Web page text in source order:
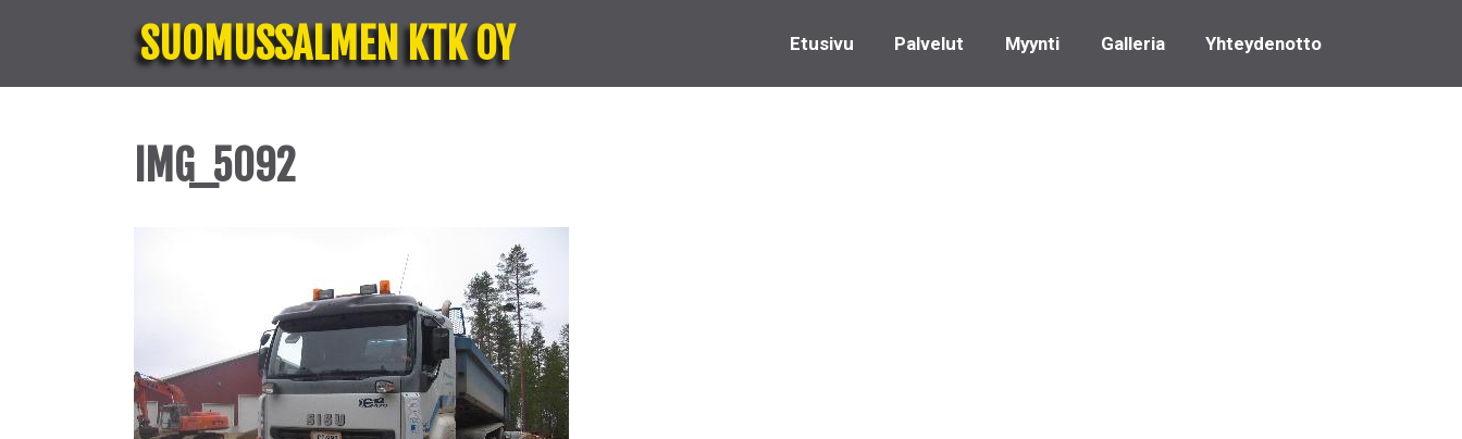
SUOMUSSALMEN KTK OY Etusivu Palvelut Myynti Galleria Yhteydenotto
IMG_5092